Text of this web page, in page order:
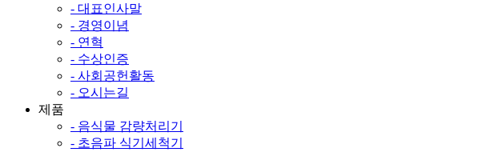
- 대표인사말
- 경영이념
- 연혁
- 수상인증
- 사회공헌활동
- 오시는길
제품
- 음식물 감량처리기
- 초음파 식기세척기